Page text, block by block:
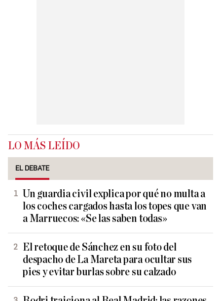
LO MÁS LEÍDO
EL DEBATE
Un guardia civil explica por qué no multa a
los coches cargados hasta los topes que van
a Marruecos: «Se las saben todas»
El retoque de Sánchez en su foto del
despacho de La Mareta para ocultar sus
pies y evitar burlas sobre su calzado